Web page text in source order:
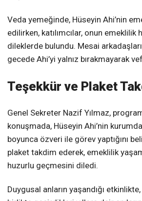
Veda yemeğinde, Hüseyin Ahi’nin
edilirken, katılımcılar, onun emeklilik
dileklerde bulundu. Mesai
gecede Ahi’yi yalnız bırakmayarak
Teşekkür ve Plaket
Genel Sekreter Nazif Yılmaz,
konuşmada, Hüseyin Ahi’nin
boyunca özveri ile görev yaptığını
plaket takdim ederek, emeklilik
huzurlu geçmesini diledi.
Duygusal anların yaşandığı